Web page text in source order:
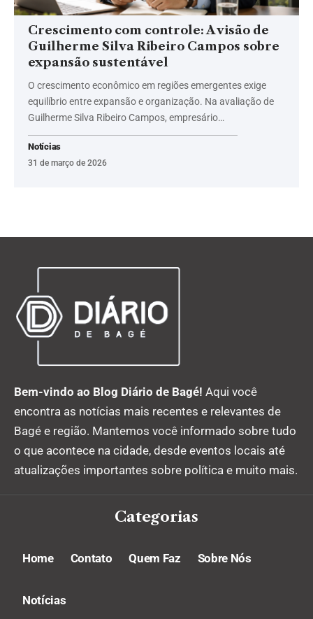
Crescimento com controle: A visão de
Guilherme Silva Ribeiro Campos sobre
expansão sustentável
O crescimento econômico em regiões emergentes exige
equilíbrio entre expansão e organização. Na avaliação de
Guilherme Silva Ribeiro Campos, empresário…
Notícias
31 de março de 2026
Bem-vindo ao Blog Diário de Bagé! Aqui você
encontra as notícias mais recentes e relevantes de
Bagé e região. Mantemos você informado sobre tudo
o que acontece na cidade, desde eventos locais até
atualizações importantes sobre política e muito mais.
Categorias
Home Contato Quem Faz Sobre Nós
Notícias